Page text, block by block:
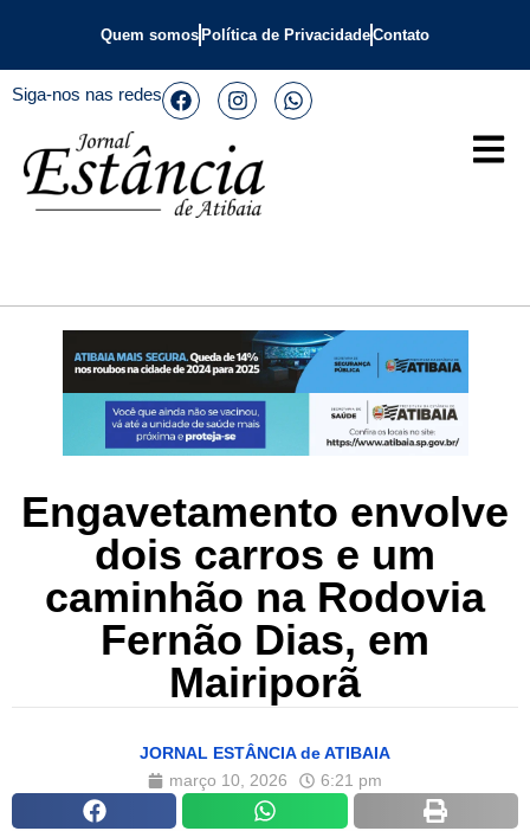
Quem somos Política de PrivacidadeContato
Siga-nos nas redes
Engavetamento envolve
dois carros e um
caminhão na Rodovia
Fernão Dias, em
Mairiporã
JORNAL ESTÂNCIA de ATIBAIA
março 10, 2026
6:21 pm